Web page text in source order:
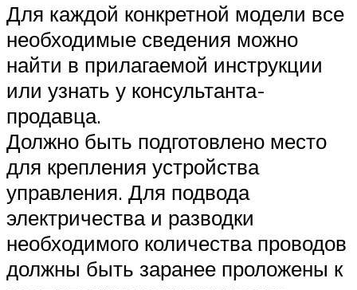
Для каждой конкретной модели все
необходимые сведения можно
найти в прилагаемой инструкции
или узнать у консультанта-
продавца.
Должно быть подготовлено место
для крепления устройства
управления. Для подвода
электричества и разводки
необходимого количества проводов
должны быть заранее проложены к